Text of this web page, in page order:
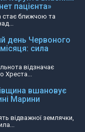
пацієнта»
стає ближчою та
день Червоного
сила
відзначає
Хреста...
вшановує
Марини
відважної землячки,